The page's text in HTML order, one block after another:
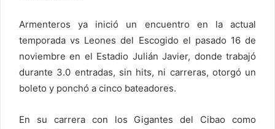
Armenteros ya inició un encuentro en la actual
temporada vs Leones del Escogido el pasado 16 de
noviembre en el Estadio Julián Javier, donde trabajó
durante 3.0 entradas, sin hits, ni carreras, otorgó un
boleto y ponchó a cinco bateadores.
En su carrera con los Gigantes del Cibao como